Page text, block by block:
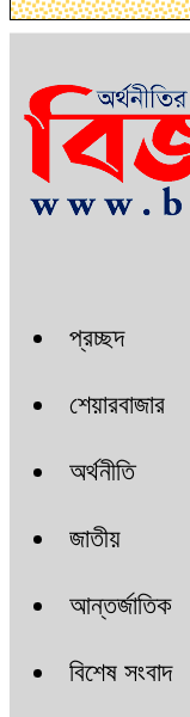
প্রচ্ছদ
শেয়ারবাজার
অর্থনীতি
জাতীয়
আন্তর্জাতিক
বিশেষ সংবাদ